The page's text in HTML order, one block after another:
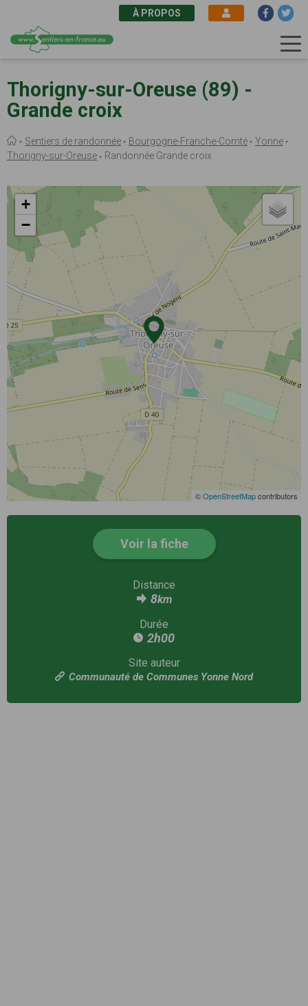
au
contenu
principal
À PROPOS
Thorigny-sur-Oreuse (89) -
Grande croix
Fil
d'Ariane
Sentiers de randonnée Bourgogne-Franche-Comté
Yonne
Thorigny-sur-Oreuse
Randonnée Grande croix
+
−
©OpenStreetMapcontributors
Voir la fiche
Distance
8km
Durée
2h00
Site auteur
Communauté de Communes Yonne Nord